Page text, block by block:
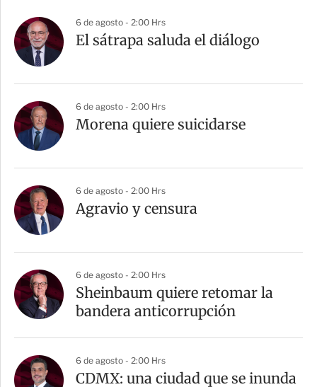
6 de agosto - 2:00 Hrs
El sátrapa saluda el diálogo
6 de agosto - 2:00 Hrs
Morena quiere suicidarse
6 de agosto - 2:00 Hrs
Agravio y censura
6 de agosto - 2:00 Hrs
Sheinbaum quiere retomar la
bandera anticorrupción
6 de agosto - 2:00 Hrs
CDMX: una ciudad que se inunda